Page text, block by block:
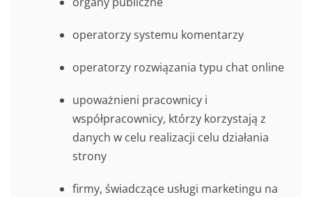
operatorzy systemu komentarzy
operatorzy rozwiązania typu chat online
upoważnieni pracownicy i
współpracownicy, którzy korzystają z
danych w celu realizacji celu działania
strony
firmy, świadczące usługi marketingu na